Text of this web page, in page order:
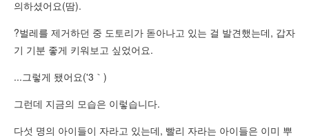
의하셨어요(땀).
?벌레를 제거하던 중 도토리가 돋아나고 있는 걸 발견했는데, 갑자
기 기분 좋게 키워보고 싶었어요.
...그렇게 됐어요('3｀)
그런데 지금의 모습은 이렇습니다.
다섯 명의 아이들이 자라고 있는데, 빨리 자라는 아이들은 이미 뿌